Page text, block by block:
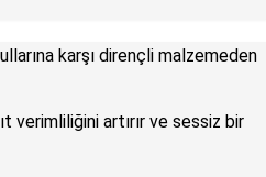
karşı dirençli malzemeden
verimliliğini artırır ve sessiz bir